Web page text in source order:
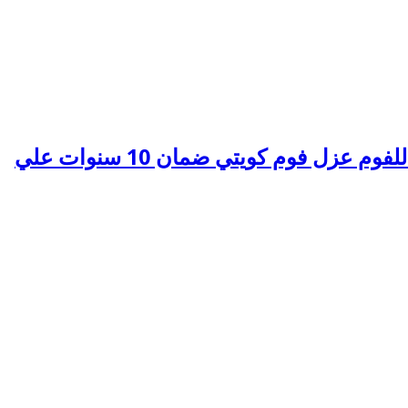
الفنيون العرب للعوازل عزل فوم بجميع المملكة لدينا افضل العوازل للفوم عزل فوم كويتي ضمان 10 سنوات علي